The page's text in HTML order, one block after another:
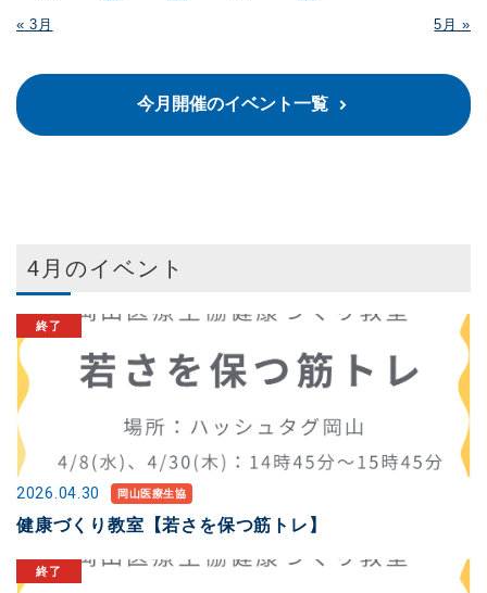
« 3月 5月 »
今月開催のイベント一覧
4月のイベント
2026.04.30 岡山医療生協
健康づくり教室【若さを保つ筋トレ】